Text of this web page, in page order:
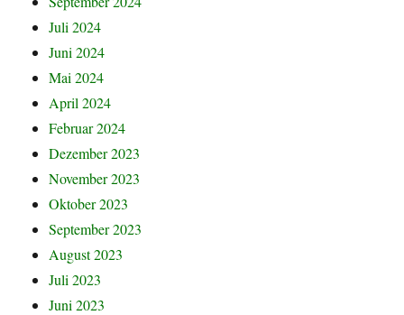
Juli 2024
Juni 2024
Mai 2024
April 2024
Februar 2024
Dezember 2023
November 2023
Oktober 2023
September 2023
August 2023
Juli 2023
Juni 2023